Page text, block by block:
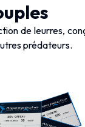
de leurres,
prédateurs.